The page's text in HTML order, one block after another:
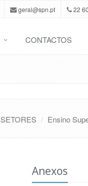
geral@spn.pt 22
CONTACTOS
SETORES Ensino
Anexos